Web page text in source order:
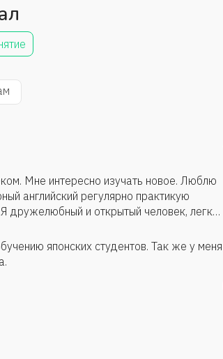
Мне интересно изучать новое. Люблю
английский регулярно практикую
дружелюбный и открытый человек, легко
японских студентов. Так же у меня